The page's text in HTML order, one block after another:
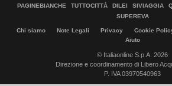
PAGINEBIANCHE
TUTTOCITTÀ DILEI SIVIAGGIA
SUPEREVA
Chi siamo Note Legali Privacy Cookie
Aiuto
© Italiaonline S.p.A. 2026
Direzione e coordinamento di Libero
P. IVA 03970540963